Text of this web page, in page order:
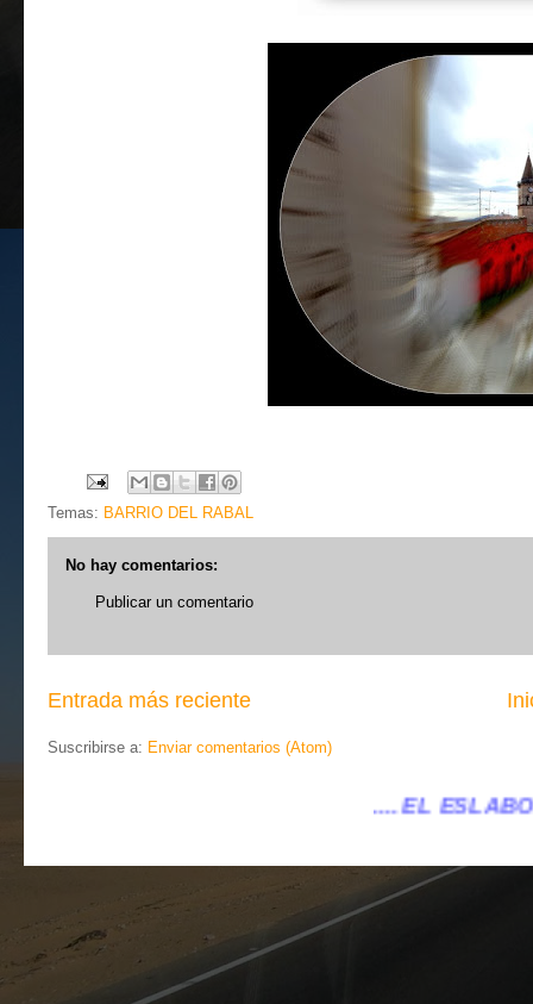
Temas: BARRIO DEL RABAL
No hay comentarios:
Publicar un comentario
Entrada más reciente
Suscribirse a: Enviar comentarios (Atom)
.... EL ESLABÓN VILLENA ...